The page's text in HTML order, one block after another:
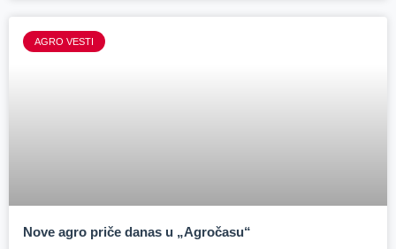
AGRO VESTI
Nove agro priče danas u „Agročasu“